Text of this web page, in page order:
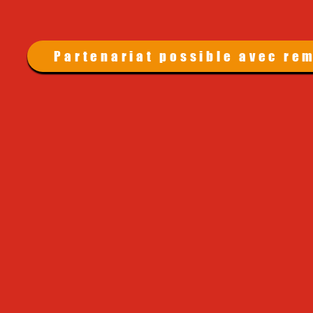
Partenariat possible avec